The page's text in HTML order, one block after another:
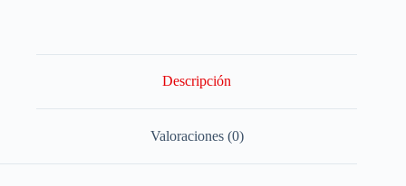
Descripción
Valoraciones (0)